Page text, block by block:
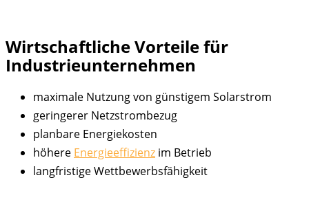
Wirtschaftliche Vorteile für
Industrieunternehmen
maximale Nutzung von günstigem Solarstrom
geringerer Netzstrombezug
planbare Energiekosten
höhere Energieeffizienz im Betrieb
langfristige Wettbewerbsfähigkeit